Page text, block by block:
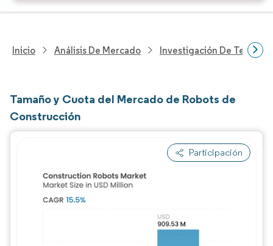
Inicio Análisis De Mercado Investigación De
Tamaño y Cuota del Mercado de Robots de
Construcción
Participación